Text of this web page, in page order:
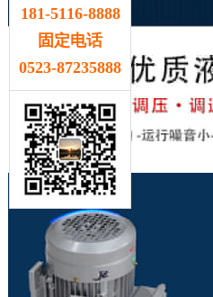
181-5116-8888
固定电话
0523-87235888